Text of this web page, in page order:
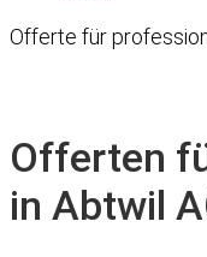
Offerte für
Offerten
in Abtwil